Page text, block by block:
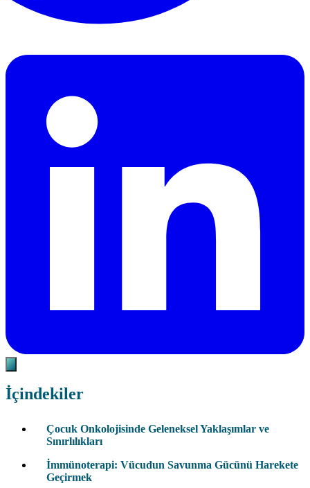
İçindekiler
Çocuk Onkolojisinde Geleneksel Yaklaşımlar ve
Sınırlılıkları
İmmünoterapi: Vücudun Savunma Gücünü Harekete
Geçirmek